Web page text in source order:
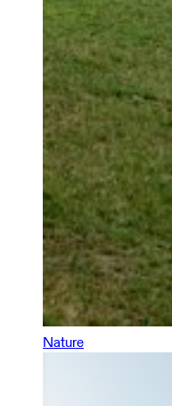
Nature